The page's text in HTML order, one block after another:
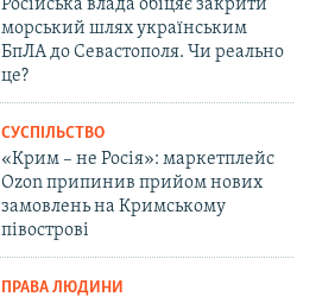
Російська влада обіцяє закрити
морський шлях українським
БпЛА до Севастополя. Чи реально
це?
СУСПІЛЬСТВО
«Крим – не Росія»: маркетплейс
Ozon припинив прийом нових
замовлень на Кримському
півострові
ПРАВА ЛЮДИНИ